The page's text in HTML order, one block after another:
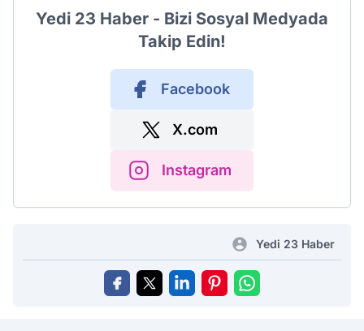
Yedi 23 Haber - Bizi Sosyal Medyada
Takip Edin!
Facebook
X.com
Instagram
Yedi 23 Haber